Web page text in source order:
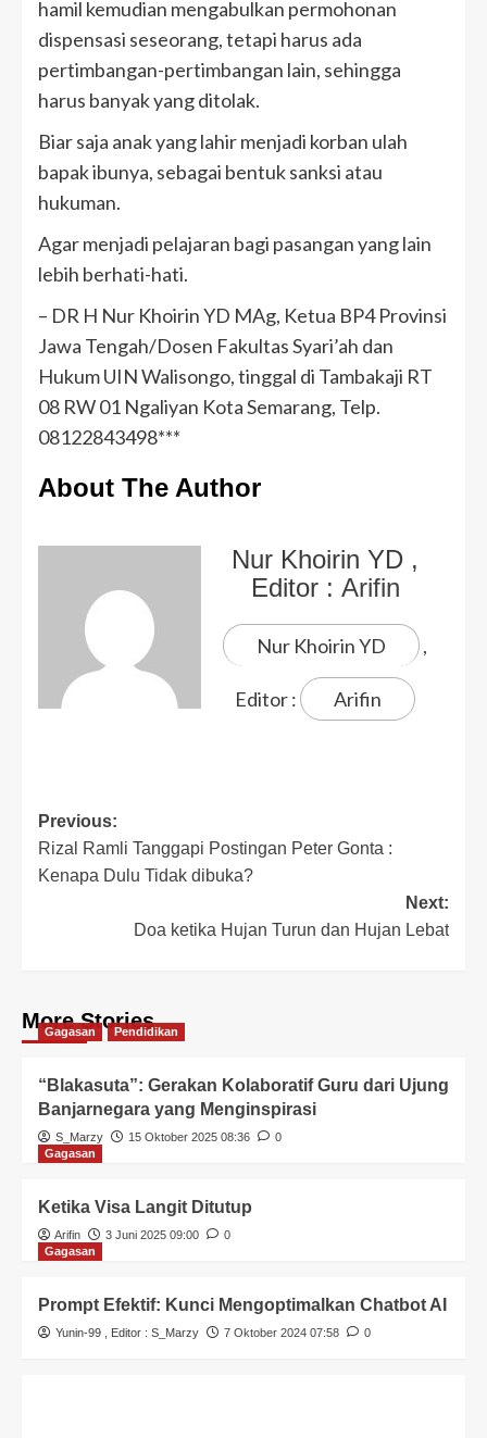
hamil kemudian mengabulkan permohonan
dispensasi seseorang, tetapi harus ada
pertimbangan-pertimbangan lain, sehingga
harus banyak yang ditolak.
Biar saja anak yang lahir menjadi korban ulah
bapak ibunya, sebagai bentuk sanksi atau
hukuman.
Agar menjadi pelajaran bagi pasangan yang lain
lebih berhati-hati.
– DR H Nur Khoirin YD MAg, Ketua BP4 Provinsi
Jawa Tengah/Dosen Fakultas Syari’ah dan
Hukum UIN Walisongo, tinggal di Tambakaji RT
08 RW 01 Ngaliyan Kota Semarang, Telp.
08122843498***
About The Author
Nur Khoirin YD ,
Editor : Arifin
Nur Khoirin YD ,
Editor : Arifin
Previous:
Rizal Ramli Tanggapi Postingan Peter Gonta :
Kenapa Dulu Tidak dibuka?
Next:
Doa ketika Hujan Turun dan Hujan Lebat
More Stories
Gagasan Pendidikan
“Blakasuta”: Gerakan Kolaboratif Guru dari Ujung
Banjarnegara yang Menginspirasi
S_Marzy 15 Oktober 2025 08:36
0
Gagasan
Ketika Visa Langit Ditutup
Arifin 3 Juni 2025 09:00
0
Gagasan
Prompt Efektif: Kunci Mengoptimalkan Chatbot AI
Yunin-99 , Editor : S_Marzy 7 Oktober 2024 07:58 0